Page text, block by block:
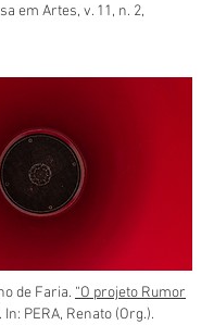
em Artes, v. 11, n. 2,
de Faria. “O projeto Rumor
. In: PERA, Renato (Org.).